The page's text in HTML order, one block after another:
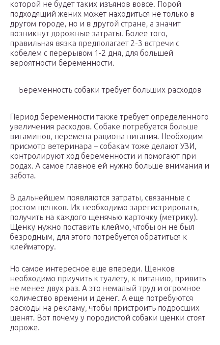
которой не будет таких изъянов вовсе. Порой
подходящий жених может находиться не только в
другом городе, но и в другой стране, а значит
возникнут дорожные затраты. Более того,
правильная вязка предполагает 2-3 встречи с
кобелем с перерывом 1-2 дня, для большей
вероятности беременности.
Беременность собаки требует больших расходов
Период беременности также требует определенного
увеличения расходов. Собаке потребуется больше
витаминов, перемена рациона питания. Необходим
присмотр ветеринара – собакам тоже делают УЗИ,
контролируют ход беременности и помогают при
родах. А самое главное ей нужно больше внимания и
забота.
В дальнейшем появляются затраты, связанные с
ростом щенков. Их необходимо зарегистрировать,
получить на каждого щенячью карточку (метрику).
Щенку нужно поставить клеймо, чтобы он не был
безродным, для этого потребуется обратиться к
клейматору.
Но самое интересное еще впереди. Щенков
необходимо приучить к туалету, к питанию, привить
не менее двух раз. А это немалый труд и огромное
количество времени и денег. А еще потребуются
расходы на рекламу, чтобы пристроить подросших
щенят. Вот почему у породистой собаки щенки стоят
дороже.